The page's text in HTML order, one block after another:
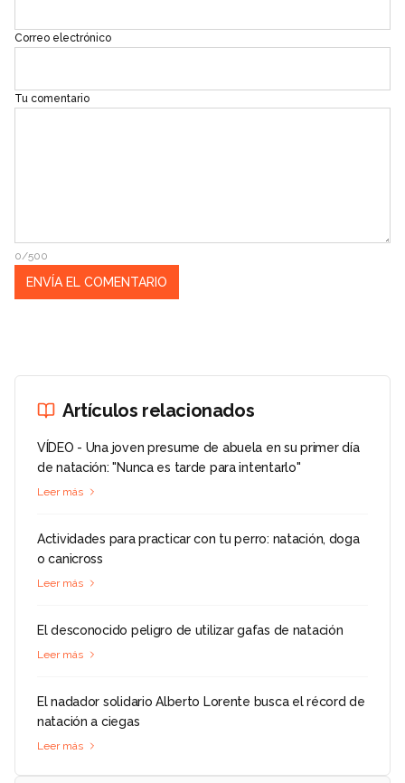
Correo electrónico
Tu comentario
0/500
Artículos relacionados
VÍDEO - Una joven presume de abuela en su primer día
de natación: "Nunca es tarde para intentarlo"
Leer más
Actividades para practicar con tu perro: natación, doga
o canicross
Leer más
El desconocido peligro de utilizar gafas de natación
Leer más
El nadador solidario Alberto Lorente busca el récord de
natación a ciegas
Leer más